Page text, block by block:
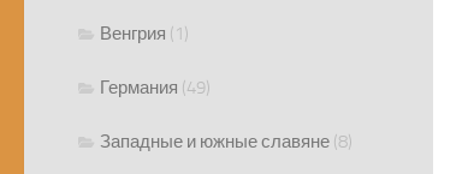
Венгрия (1)
Германия (49)
Западные и южные славяне (8)